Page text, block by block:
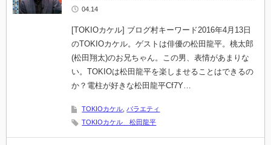
04.14
[TOKIOカケル] ブログ村キーワード2016年4月13日
のTOKIOカケル。ゲストは俳優の松田龍平。桃太郎
(松田翔太)のお兄ちゃん。この男、表情があまりな
い。TOKIOは松田龍平を楽しませることはできるの
か？電柱が好きな松田龍平Cf7Y…
TOKIOカケル バラエティ
TOKIOカケル 松田龍平